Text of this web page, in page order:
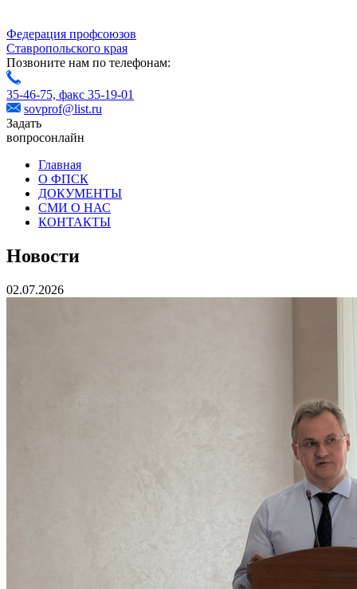
Федерация профсоюзов
Ставропольского края
Позвоните нам по телефонам:
35-46-75, факс 35-19-01
sovprof@list.ru
Задать
вопросонлайн
Главная
О ФПСК
ДОКУМЕНТЫ
СМИ О НАС
КОНТАКТЫ
Новости
02.07.2026